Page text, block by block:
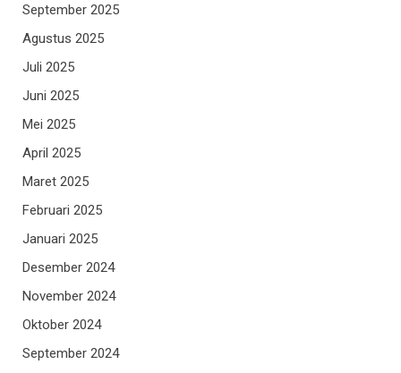
September 2025
Agustus 2025
Juli 2025
Juni 2025
Mei 2025
April 2025
Maret 2025
Februari 2025
Januari 2025
Desember 2024
November 2024
Oktober 2024
September 2024